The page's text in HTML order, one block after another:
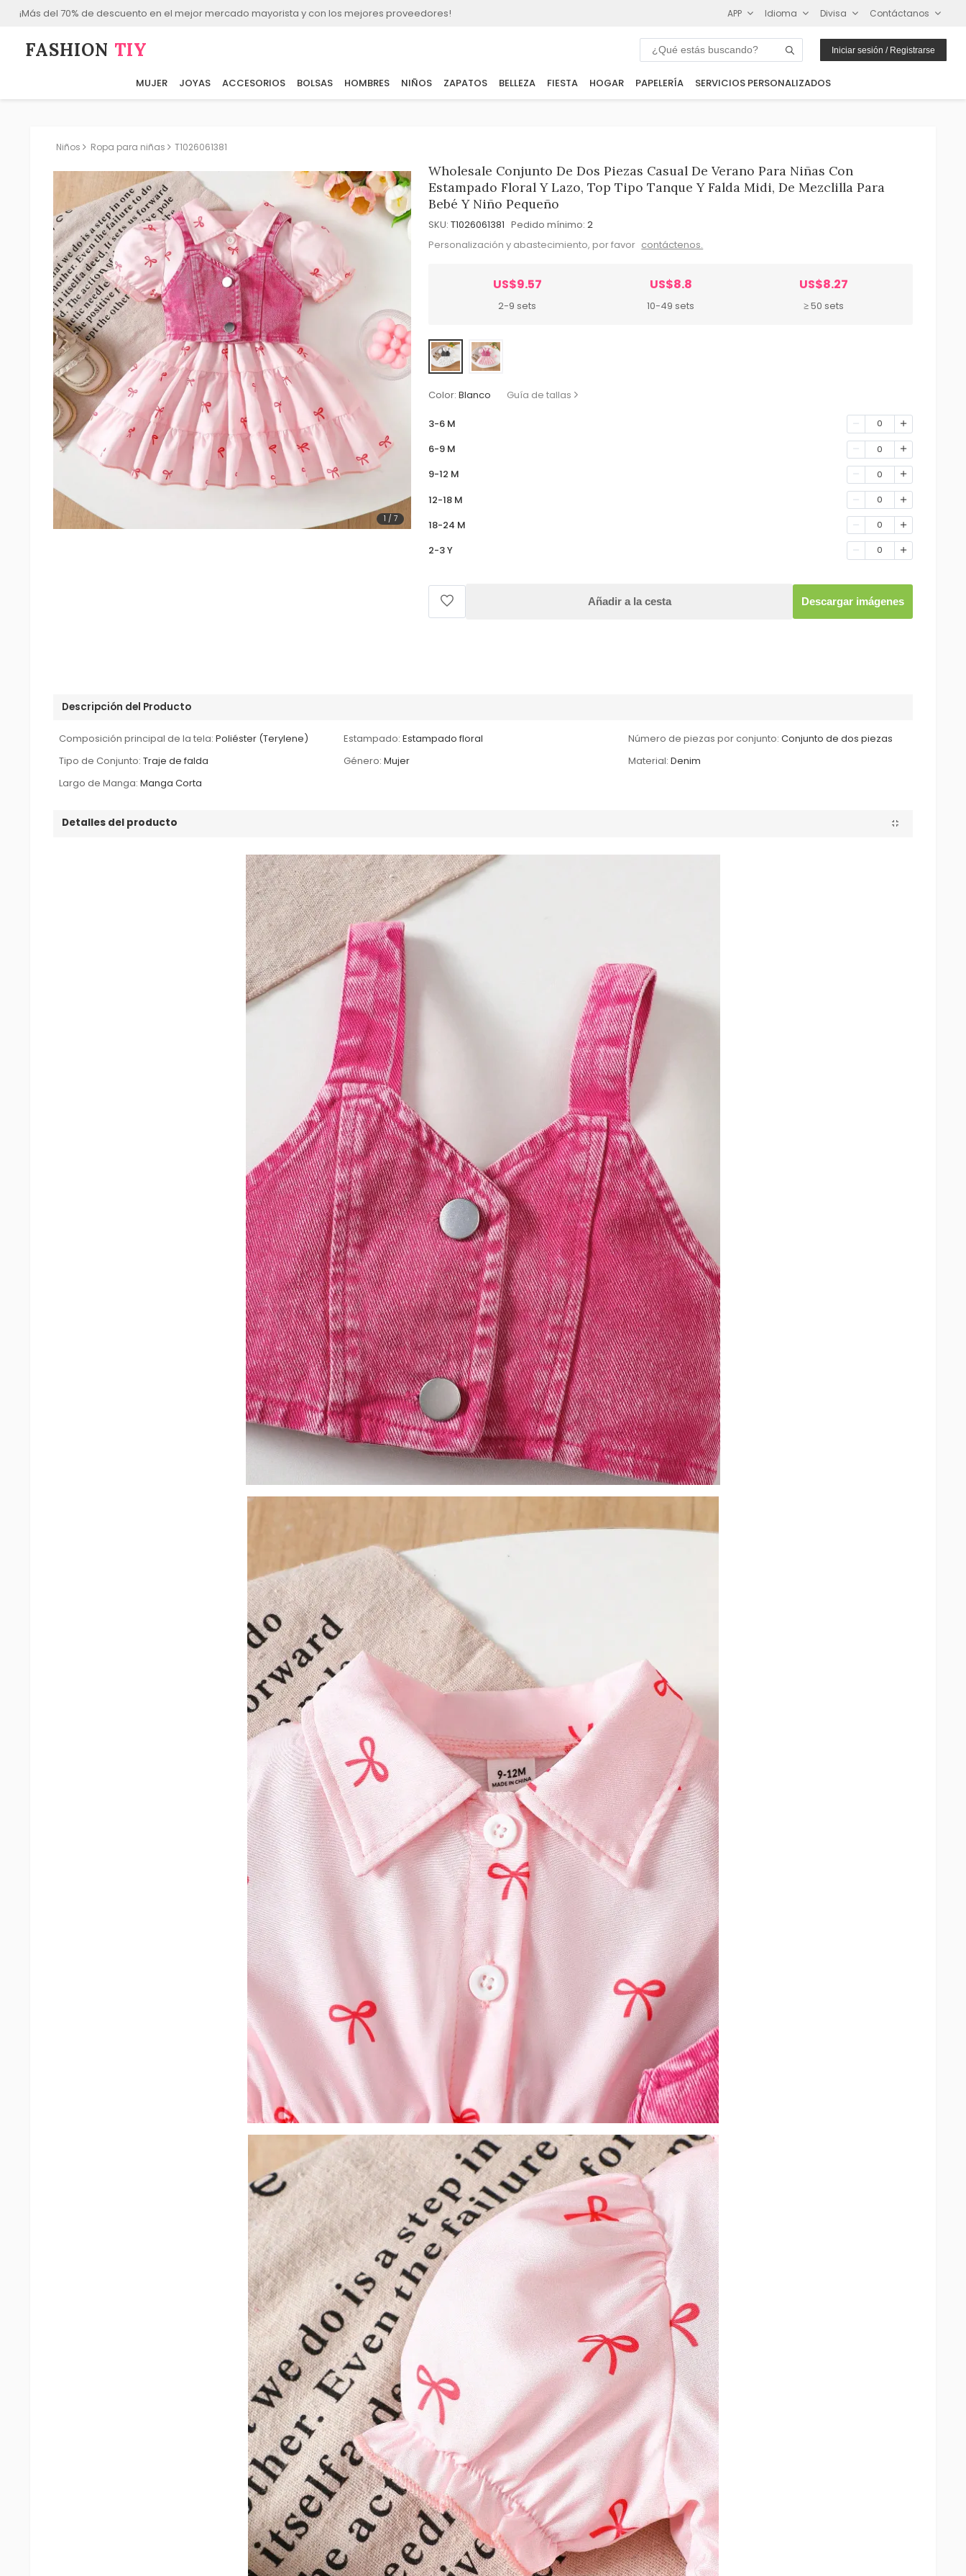
¡Más del 70% de descuento en el mejor mercado mayorista y con los mejores proveedores! APP Idioma Divisa Contáctanos
FASHION⁠ TIY Iniciar sesión / Registrarse
MUJER JOYAS ACCESORIOS BOLSAS HOMBRES NIÑOS ZAPATOS BELLEZA FIESTA HOGAR PAPELERÍA SERVICIOS PERSONALIZADOS
Niños Ropa para niñas T1026061381
1 / 7
Wholesale Conjunto De Dos Piezas Casual De Verano Para Niñas Con
Estampado Floral Y Lazo, Top Tipo Tanque Y Falda Midi, De Mezclilla Para
Bebé Y Niño Pequeño
SKU: T1026061381 Pedido mínimo: 2
Personalización y abastecimiento, por favor contáctenos.
US$9.57
2-9 sets
US$8.8
10-49 sets
US$8.27
≥ 50 sets
Color: Blanco Guía de tallas
3-6 M 0
6-9 M 0
9-12 M 0
12-18 M 0
18-24 M 0
2-3 Y 0
Añadir a la cesta Descargar imágenes
Descripción del Producto
Composición principal de la tela: Poliéster (Terylene) Estampado: Estampado floral Número de piezas por conjunto: Conjunto de dos piezas
Tipo de Conjunto: Traje de falda Género: Mujer Material: Denim
Largo de Manga: Manga Corta
Detalles del producto